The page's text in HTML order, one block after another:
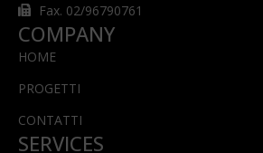
Fax. 02/96790761
COMPANY
HOME
PROGETTI
CONTATTI
SERVICES